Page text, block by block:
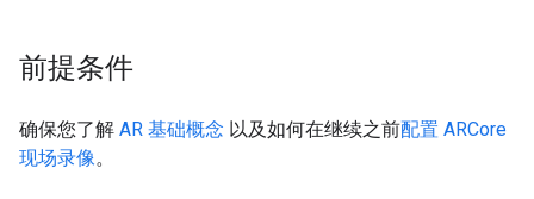
前提条件
确保您了解 AR 基础概念 以及如何在继续之前配置 ARCore
现场录像。